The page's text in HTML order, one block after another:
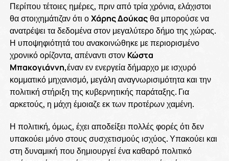
Περίπου τέτοιες ημέρες, πριν από τρία χρόνια, ελάχιστοι
θα στοιχημάτιζαν ότι οΧάρης Δούκαςθα μπορούσε να
ανατρέψει τα δεδομένα στον μεγαλύτερο δήμο της χώρας.
Η υποψηφιότητά του ανακοινώθηκε με περιορισμένο
χρονικό ορίζοντα, απέναντι στον Κώστα
Μπακογιάννη,έναν εν ενεργεία δήμαρχο με ισχυρό
κομματικό μηχανισμό, μεγάλη αναγνωρισιμότητα και την
πολιτική στήριξη της κυβερνητικής παράταξης. Για
αρκετούς, η μάχη έμοιαζε εκ των προτέρων χαμένη.
Η πολιτική, όμως, έχει αποδείξει πολλές φορές ότι δεν
υπακούει μόνο στους συσχετισμούς ισχύος. Υπακούει και
στη δυναμική που δημιουργεί ένα καθαρό πολιτικό